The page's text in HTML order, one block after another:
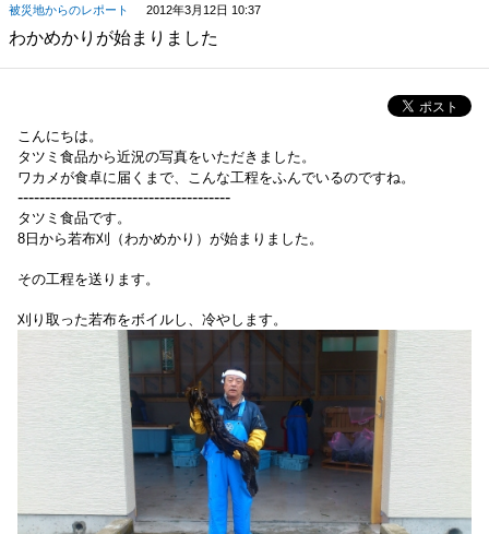
被災地からのレポート 2012年3月12日 10:37
わかめかりが始まりました
こんにちは。
タツミ食品から近況の写真をいただきました。
ワカメが食卓に届くまで、こんな工程をふんでいるのですね。
---------------------------------------
タツミ食品です。
8日から若布刈（わかめかり）が始まりました。
その工程を送ります。
刈り取った若布をボイルし、冷やします。